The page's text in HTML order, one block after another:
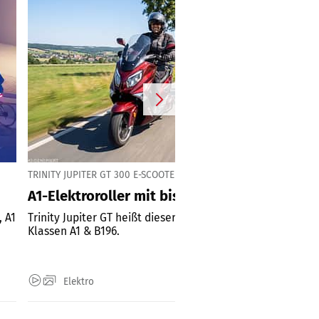
TRINITY JUPITER GT 300 E-SCOOTER FÜR A1 & B196
A1-Elektroroller mit bis zu 300 km
Trinity Jupiter GT heißt dieser neue E-Scooter für die
Klassen A1 & B196.
Elektro